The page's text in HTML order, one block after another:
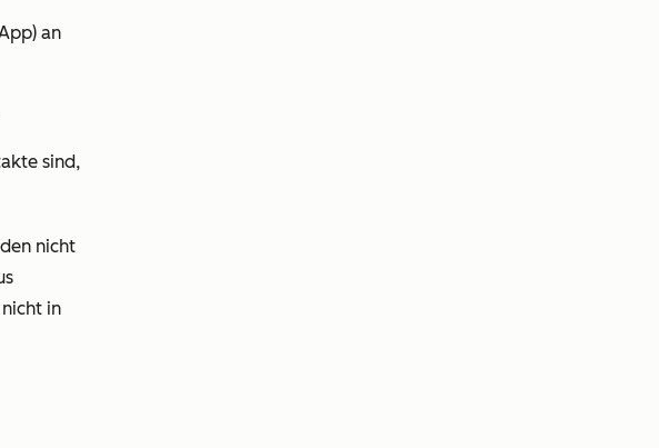
an
sind,
nicht
in